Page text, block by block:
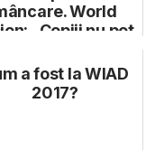
World
„Copiii nu pot
a fost la WIAD
2017?